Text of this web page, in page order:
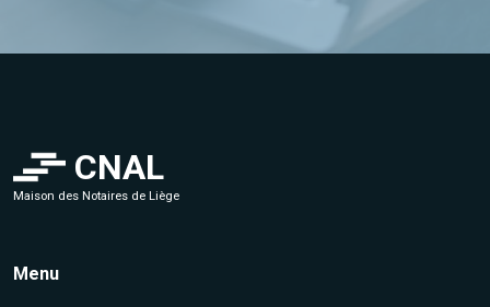
CNAL
Maison des Notaires de Liège
Menu